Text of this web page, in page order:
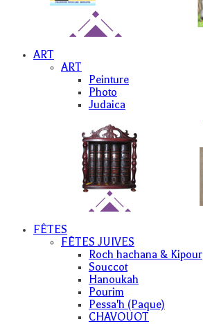
ART
ART
Peinture
Photo
Judaica
FÊTES
FÊTES JUIVES
Roch hachana & Kipour
Souccot
Hanoukah
Pourim
Pessa'h (Paque)
CHAVOUOT